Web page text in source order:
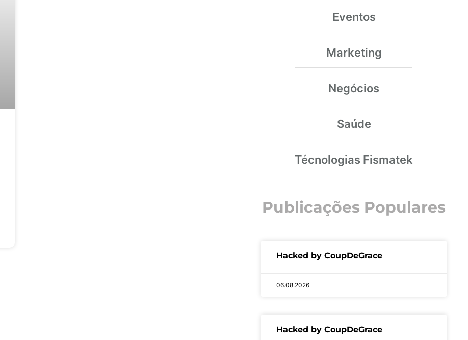
Eventos
Marketing
Negócios
Saúde
Técnologias Fismatek
Publicações Populares
Hacked by CoupDeGrace
06.08.2026
Hacked by CoupDeGrace